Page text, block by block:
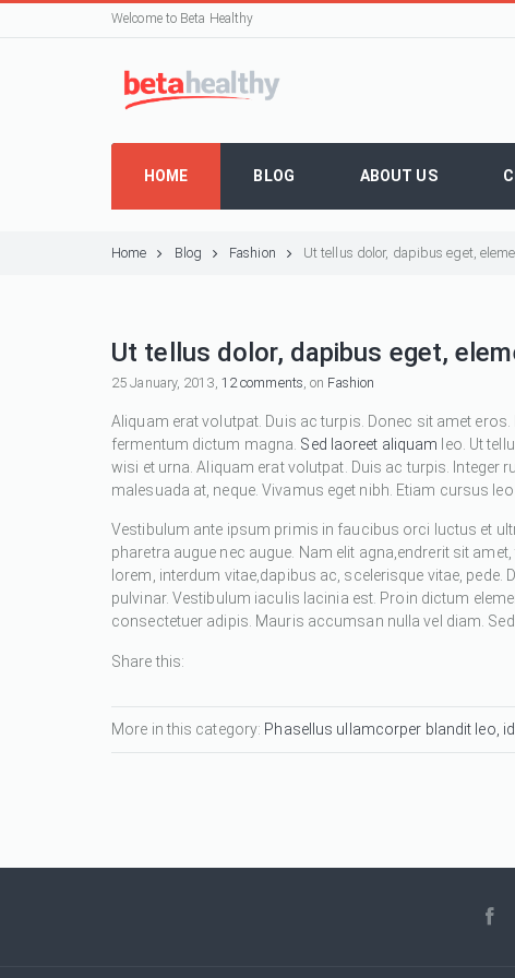
Welcome to Beta Healthy
HOME BLOG ABOUT US
Home Blog Fashion Ut tellus dolor, dapibus eget,
Ut tellus dolor, dapibus eget,
25 January, 2013, 12 comments, on Fashion
Aliquam erat volutpat. Duis ac turpis. Donec sit amet
fermentum dictum magna. Sed laoreet aliquam leo. Ut
wisi et urna. Aliquam erat volutpat. Duis ac turpis. Integer
malesuada at, neque. Vivamus eget nibh. Etiam cursus
Vestibulum ante ipsum primis in faucibus orci luctus et
pharetra augue nec augue. Nam elit agna,endrerit sit
lorem, interdum vitae,dapibus ac, scelerisque vitae,
pulvinar. Vestibulum iaculis lacinia est. Proin dictum
consectetuer adipis. Mauris accumsan nulla vel diam.
Share this:
More in this category: Phasellus ullamcorper blandit leo,